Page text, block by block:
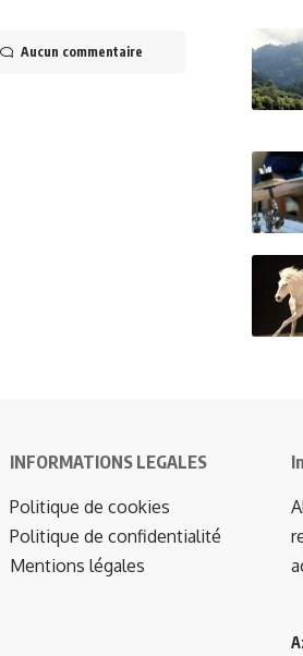
Aucun commentaire
INFORMATIONS LEGALES
Politique de cookies
Politique de confidentialité
Mentions légales